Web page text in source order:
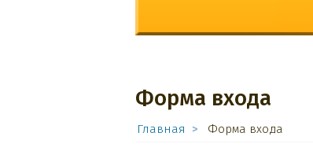
Форма входа
Главная Форма входа